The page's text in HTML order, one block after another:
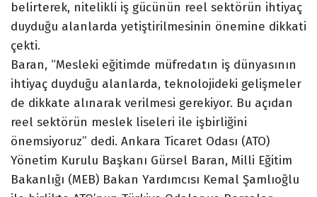
belirterek, nitelikli iş gücünün reel sektörün ihtiyaç
duyduğu alanlarda yetiştirilmesinin önemine dikkati
çekti.
Baran, “Mesleki eğitimde müfredatın iş dünyasının
ihtiyaç duyduğu alanlarda, teknolojideki gelişmeler
de dikkate alınarak verilmesi gerekiyor. Bu açıdan
reel sektörün meslek liseleri ile işbirliğini
önemsiyoruz” dedi. Ankara Ticaret Odası (ATO)
Yönetim Kurulu Başkanı Gürsel Baran, Milli Eğitim
Bakanlığı (MEB) Bakan Yardımcısı Kemal Şamlıoğlu